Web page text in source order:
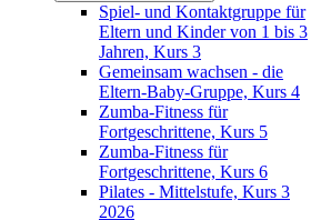
Spiel- und Kontaktgruppe für
Eltern und Kinder von 1 bis 3
Jahren, Kurs 3
Gemeinsam wachsen - die
Eltern-Baby-Gruppe, Kurs 4
Zumba-Fitness für
Fortgeschrittene, Kurs 5
Zumba-Fitness für
Fortgeschrittene, Kurs 6
Pilates - Mittelstufe, Kurs 3
2026